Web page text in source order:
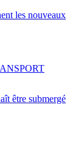
les nouveaux
être submergé